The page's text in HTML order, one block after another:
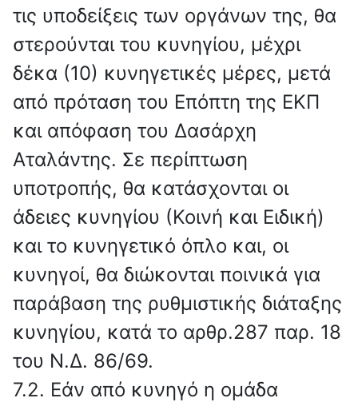
τις υποδείξεις των οργάνων της, θα
στερούνται του κυνηγίου, μέχρι
δέκα (10) κυνηγετικές μέρες, μετά
από πρόταση του Επόπτη της ΕΚΠ
και απόφαση του Δασάρχη
Αταλάντης. Σε περίπτωση
υποτροπής, θα κατάσχονται οι
άδειες κυνηγίου (Κοινή και Ειδική)
και το κυνηγετικό όπλο και, οι
κυνηγοί, θα διώκονται ποινικά για
παράβαση της ρυθμιστικής διάταξης
κυνηγίου, κατά το αρθρ.287 παρ. 18
του Ν.Δ. 86/69.
7.2. Εάν από κυνηγό η ομάδα